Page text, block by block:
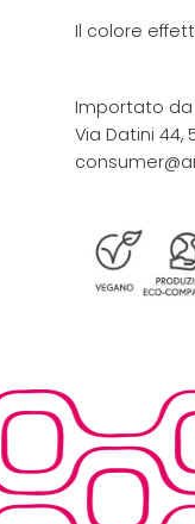
Il colore
Importato da
Via Datini 44,